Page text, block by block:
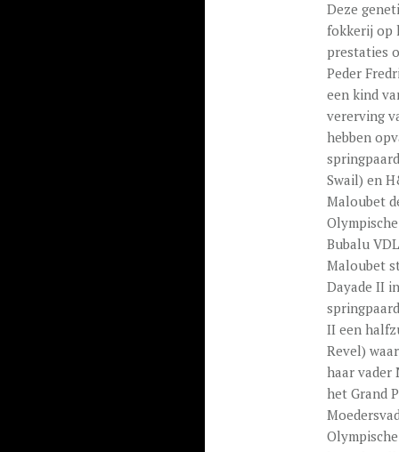
Deze
fokkerij op
prestaties
Peder
een kind
vererving
hebben
Swail) en
Maloubet
Bubalu
Maloubet
Dayade II
II een
Revel)
haar vader
het Grand